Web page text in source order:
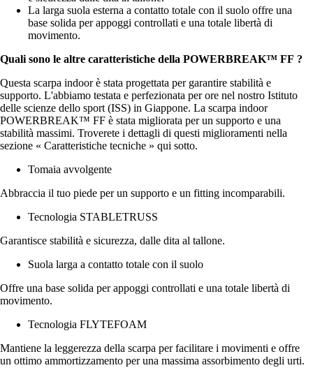
La larga suola esterna a contatto totale con il suolo offre una
base solida per appoggi controllati e una totale libertà di
movimento.
Quali sono le altre caratteristiche della POWERBREAK™ FF ?
Questa scarpa indoor è stata progettata per garantire stabilità e
supporto. L'abbiamo testata e perfezionata per ore nel nostro Istituto
delle scienze dello sport (ISS) in Giappone. La scarpa indoor
POWERBREAK™ FF è stata migliorata per un supporto e una
stabilità massimi. Troverete i dettagli di questi miglioramenti nella
sezione « Caratteristiche tecniche » qui sotto.
Tomaia avvolgente
Abbraccia il tuo piede per un supporto e un fitting incomparabili.
Tecnologia STABLETRUSS
Garantisce stabilità e sicurezza, dalle dita al tallone.
Suola larga a contatto totale con il suolo
Offre una base solida per appoggi controllati e una totale libertà di
movimento.
Tecnologia FLYTEFOAM
Mantiene la leggerezza della scarpa per facilitare i movimenti e offre
un ottimo ammortizzamento per una massima assorbimento degli urti.